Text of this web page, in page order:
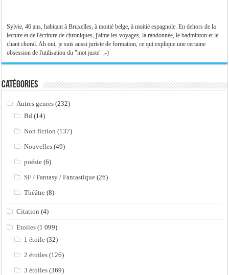
Sylvie, 46 ans, habitant à Bruxelles, à moitié belge, à moitié espagnole. En dehors de la
lecture et de l'écriture de chroniques, j'aime les voyages, la randonnée, le badminton et le
chant choral. Ah oui, je suis aussi juriste de formation, ce qui explique une certaine
obsession de l'utilisation du "mot juste" ;-)
Catégories
Autres genres (232)
Bd (14)
Non fiction (137)
Nouvelles (49)
poésie (6)
SF / Fantasy / Fantastique (26)
Théâtre (8)
Citation (4)
Etoiles (1 099)
1 étoile (32)
2 étoiles (126)
3 étoiles (369)